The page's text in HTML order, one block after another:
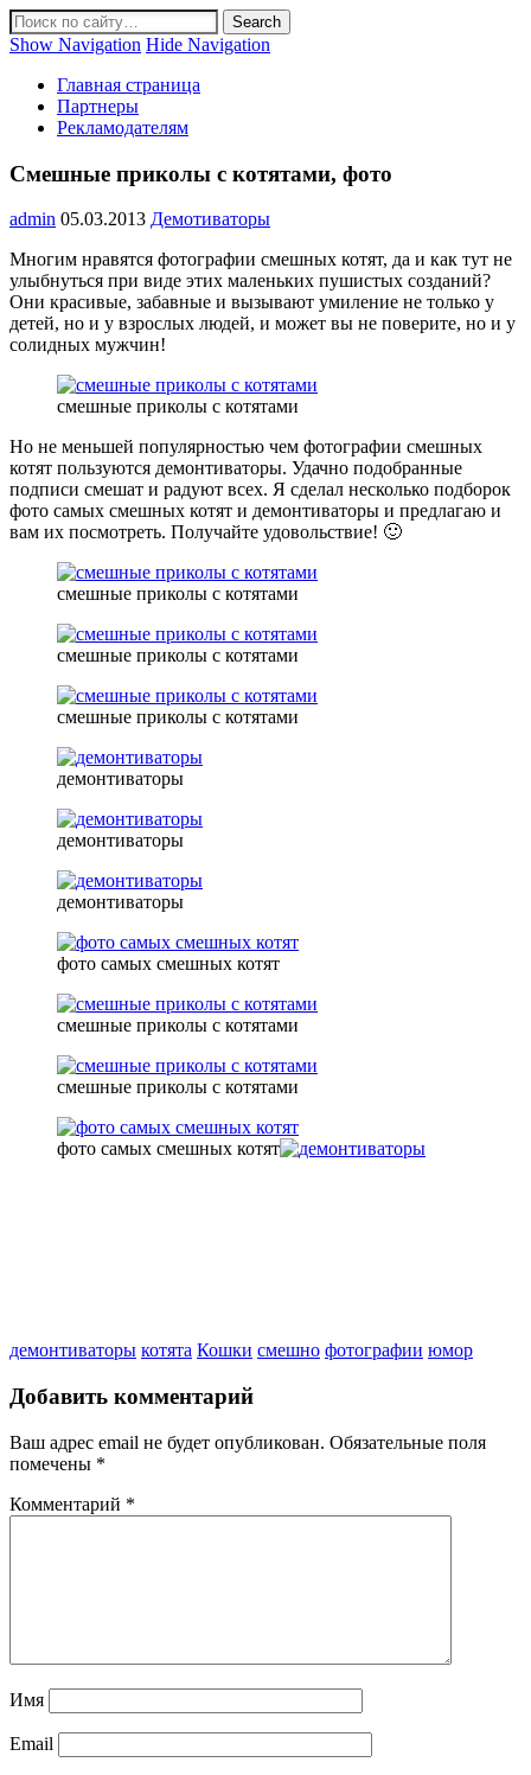
Show Navigation Hide Navigation
Главная страница
Партнеры
Рекламодателям
Смешные приколы с котятами, фото
admin 05.03.2013 Демотиваторы
Многим нравятся фотографии смешных котят, да и как тут не
улыбнуться при виде этих маленьких пушистых созданий?
Они красивые, забавные и вызывают умиление не только у
детей, но и у взрослых людей, и может вы не поверите, но и у
солидных мужчин!
смешные приколы с котятами
Но не меньшей популярностью чем фотографии смешных
котят пользуются демонтиваторы. Удачно подобранные
подписи смешат и радуют всех. Я сделал несколько подборок
фото самых смешных котят и демонтиваторы и предлагаю и
вам их посмотреть. Получайте удовольствие! 🙂
смешные приколы с котятами
смешные приколы с котятами
смешные приколы с котятами
демонтиваторы
демонтиваторы
демонтиваторы
фото самых смешных котят
смешные приколы с котятами
смешные приколы с котятами
фото самых смешных котят
демонтиваторы котята Кошки смешно фотографии юмор
Добавить комментарий
Ваш адрес email не будет опубликован. Обязательные поля
помечены *
Комментарий *
Имя
Email